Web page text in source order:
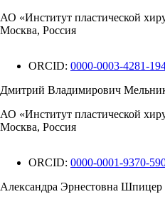
АО «Институт пластической
Москва, Россия
ORCID: 0000-0003-4281-
Дмитрий Владимирович
АО «Институт пластической
Москва, Россия
ORCID: 0000-0001-9370-
Александра Эрнестовна Шпицер